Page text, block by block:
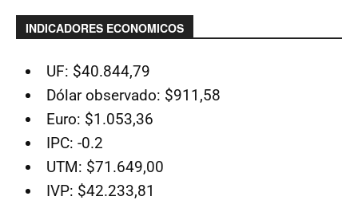
INDICADORES ECONOMICOS
UF: $40.844,79
Dólar observado: $911,58
Euro: $1.053,36
IPC: -0.2
UTM: $71.649,00
IVP: $42.233,81